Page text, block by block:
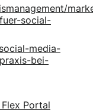
social-
media-
bei-
Flex Portal